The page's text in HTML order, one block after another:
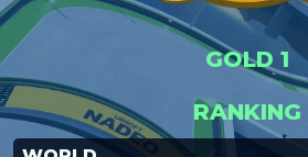
GOLD 1
RANKING